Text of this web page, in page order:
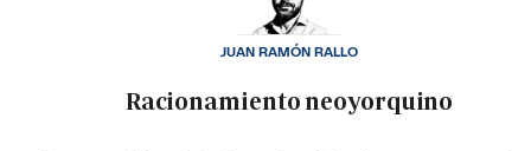
Racionamiento neoyorquino
JUAN RAMÓN RALLO